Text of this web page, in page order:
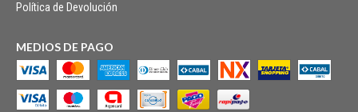
Política de Devolución
MEDIOS DE PAGO